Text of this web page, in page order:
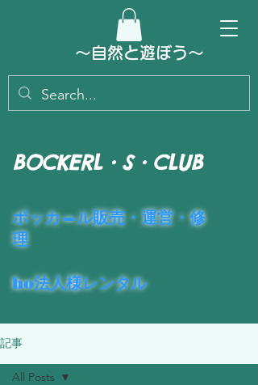
～​自然と遊ぼう～
​ポッカ―ル販売・運営・修
理
ho法人様レンタル
BOCKERL・S・CLUB
記事
All Posts